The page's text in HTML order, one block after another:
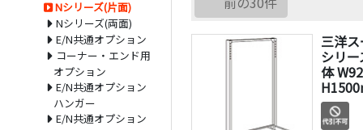
三洋
シリ
体
Nシリーズ(片面)
Nシリーズ(両面)
E/N共通オプション
コーナー・エンド用
オプション
E/N共通オプション
ハンガー
E/N共通オプション